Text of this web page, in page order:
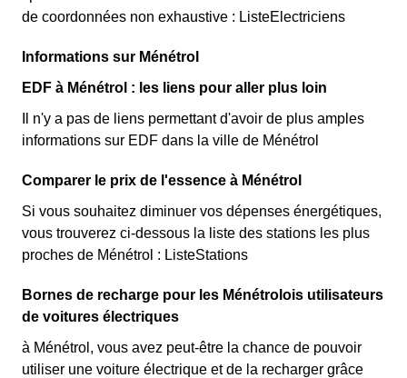
de coordonnées non exhaustive : ListeElectriciens
Informations sur Ménétrol
EDF à Ménétrol : les liens pour aller plus loin
Il n'y a pas de liens permettant d'avoir de plus amples
informations sur EDF dans la ville de Ménétrol
Comparer le prix de l'essence à Ménétrol
Si vous souhaitez diminuer vos dépenses énergétiques,
vous trouverez ci-dessous la liste des stations les plus
proches de Ménétrol : ListeStations
Bornes de recharge pour les Ménétrolois utilisateurs
de voitures électriques
à Ménétrol, vous avez peut-être la chance de pouvoir
utiliser une voiture électrique et de la recharger grâce